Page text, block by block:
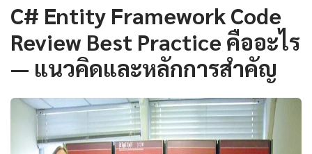
C# Entity Framework Code
Review Best Practice คืออะไร
— แนวคิดและหลักการสำคัญ